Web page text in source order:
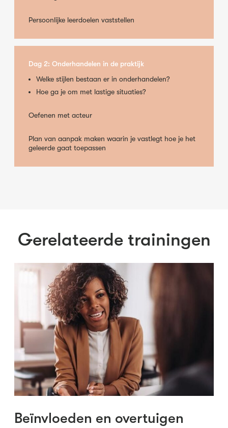
Persoonlijke leerdoelen vaststellen
Dag 2: Onderhandelen in de praktijk
Welke stijlen bestaan er in onderhandelen?
Hoe ga je om met lastige situaties?
Oefenen met acteur
Plan van aanpak maken waarin je vastlegt hoe je het
geleerde gaat toepassen
Gerelateerde trainingen
Beïnvloeden en overtuigen